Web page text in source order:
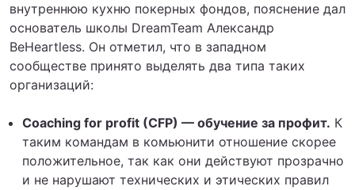
внутреннюю кухню покерных фондов, пояснение дал
основатель школы DreamTeam Александр
BeHeartless. Он отметил, что в западном
сообществе принято выделять два типа таких
организаций:
Сoaching for profit (CFP) — обучение за профит. К
таким командам в комьюнити отношение скорее
положительное, так как они действуют прозрачно
и не нарушают технических и этических правил